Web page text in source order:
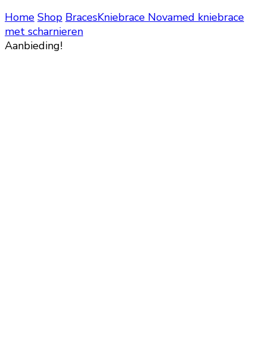
Home Shop BracesKniebrace Novamed kniebrace
met scharnieren
Aanbieding!